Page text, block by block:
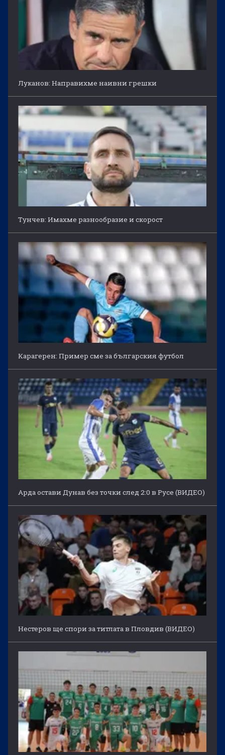
Луканов: Направихме наивни грешки
Тунчев: Имахме разнообразие и скорост
Карагерен: Пример сме за българския футбол
Арда остави Дунав без точки след 2:0 в Русе (ВИДЕО)
Нестеров ще спори за титлата в Пловдив (ВИДЕО)